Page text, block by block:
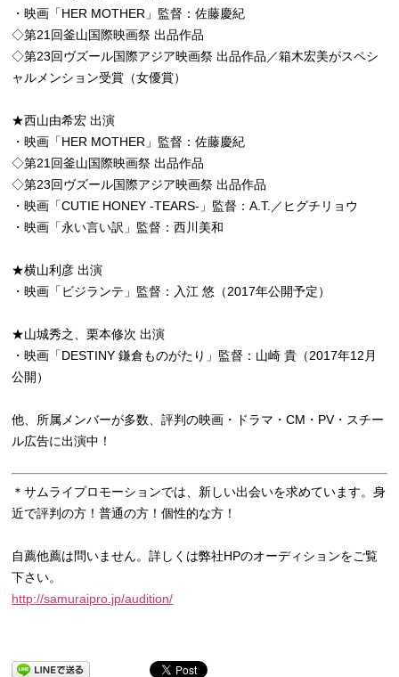
・映画「HER MOTHER」監督：佐藤慶紀
◇第21回釜山国際映画祭 出品作品
◇第23回ヴズール国際アジア映画祭 出品作品／箱木宏美がスペシ
ャルメンション受賞（女優賞）
★西山由希宏 出演
・映画「HER MOTHER」監督：佐藤慶紀
◇第21回釜山国際映画祭 出品作品
◇第23回ヴズール国際アジア映画祭 出品作品
・映画「CUTIE HONEY -TEARS-」監督：A.T.／ヒグチリョウ
・映画「永い言い訳」監督：西川美和
★横山利彦 出演
・映画「ビジランテ」監督：入江 悠（2017年公開予定）
★山城秀之、栗本修次 出演
・映画「DESTINY 鎌倉ものがたり」監督：山崎 貴（2017年12月
公開）
他、所属メンバーが多数、評判の映画・ドラマ・CM・PV・スチー
ル広告に出演中！
＊サムライプロモーションでは、新しい出会いを求めています。身
近で評判の方！普通の方！個性的な方！
自薦他薦は問いません。詳しくは弊社HPのオーディションをご覧
下さい。
http://samuraipro.jp/audition/